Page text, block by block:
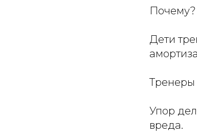
Почему?
Дети
Тренеры
Упор
вреда.